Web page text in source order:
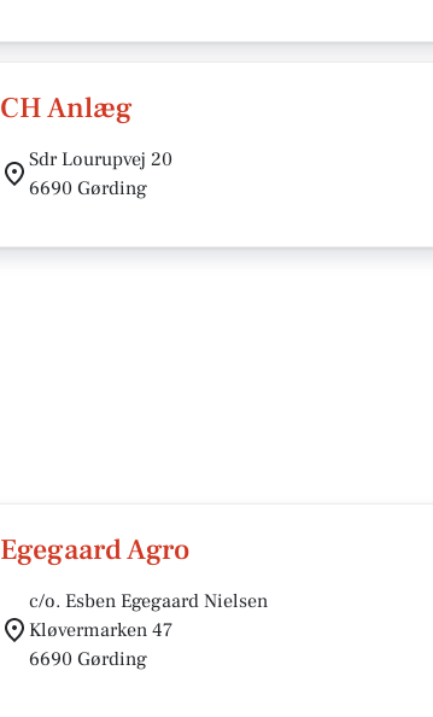
CH Anlæg
Sdr Lourupvej 20
6690 Gørding
Egegaard Agro
c/o. Esben Egegaard Nielsen
Kløvermarken 47
6690 Gørding